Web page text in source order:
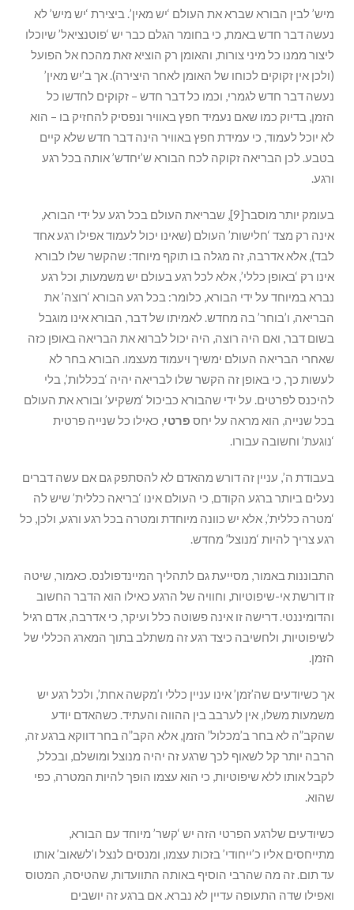
מיש’ לבין הבורא שברא את העולם ‘יש מאין’. ביצירת ‘יש מיש’ לא
נעשה דבר חדש באמת, כי בחומר הגלם כבר יש ‘פוטנציאל’ שיוכלו
ליצור ממנו כל מיני צורות, והאומן רק הוציא זאת מהכח אל הפועל
(ולכן אין זקוקים לכוחו של האומן לאחר היצירה). אך ב’יש מאין’
נעשה דבר חדש לגמרי, וכמו כל דבר חדש – זקוקים לחדשו כל
הזמן, בדיוק כמו שאם נעמיד חפץ באוויר ונפסיק להחזיק בו – הוא
לא יוכל לעמוד, כי עמידת חפץ באוויר הינה דבר חדש שלא קיים
בטבע. לכן הבריאה זקוקה לכח הבורא ש’יחדש’ אותה בכל רגע
ורגע.
בעומק יותר מוסבר[9], שבריאת העולם בכל רגע על ידי הבורא,
אינה רק מצד ‘חלישות’ העולם (שאינו יכול לעמוד אפילו רגע אחד
לבד), אלא אדרבה, זה מגלה בו תוקף מיוחד: שהקשר שלו לבורא
אינו רק ‘באופן כללי’, אלא לכל רגע בעולם יש משמעות, וכל רגע
נברא במיוחד על ידי הבורא, כלומר: בכל רגע הבורא ‘רוצה’ את
הבריאה, ו’בוחר’ בה מחדש. לאמיתו של דבר, הבורא אינו מוגבל
בשום דבר, ואם היה רוצה, היה יכול לברוא את הבריאה באופן כזה
שאחרי הבריאה העולם ימשיך ויעמוד מעצמו. הבורא בחר לא
לעשות כך, כי באופן זה הקשר שלו לבריאה יהיה ‘בכללות’, בלי
להיכנס לפרטים. על ידי שהבורא כביכול ‘משקיע’ ובורא את העולם
בכל שנייה, הוא מראה על יחס פרטי, כאילו כל שנייה פרטית
‘נוגעת’ וחשובה עבורו.
בעבודת ה’, עניין זה דורש מהאדם לא להסתפק גם אם עשה דברים
נעלים ביותר ברגע הקודם, כי העולם אינו ‘בריאה כללית’ שיש לה
‘מטרה כללית’, אלא יש כוונה מיוחדת ומטרה בכל רגע ורגע, ולכן, כל
רגע צריך להיות ‘מנוצל’ מחדש.
התבוננות באמור, מסייעת גם לתהליך המיינדפולנס. כאמור, שיטה
זו דורשת אי-שיפוטיות, וחוויה של הרגע כאילו הוא הדבר החשוב
והדומיננטי. דרישה זו אינה פשוטה כלל ועיקר, כי אדרבה, אדם רגיל
לשיפוטיות, ולחשיבה כיצד רגע זה משתלב בתוך המארג הכללי של
הזמן.
אך כשיודעים שה’זמן’ אינו עניין כללי ו’מקשה אחת’, ולכל רגע יש
משמעות משלו, אין לערבב בין ההווה והעתיד. כשהאדם יודע
שהקב”ה לא בחר ב’מכלול’ הזמן, אלא הקב”ה בחר דווקא ברגע זה,
הרבה יותר קל לשאוף לכך שרגע זה יהיה מנוצל ומושלם, ובכלל,
לקבל אותו ללא שיפוטיות, כי הוא עצמו הופך להיות המטרה, כפי
שהוא.
כשיודעים שלרגע הפרטי הזה יש ‘קשר’ מיוחד עם הבורא,
מתייחסים אליו כ’ייחודי’ בזכות עצמו, ומנסים לנצל ו’לשאוב’ אותו
עד תום. זה מה שהרבי הוסיף באותה התוועדות, שהטיסה, המטוס
ואפילו שדה התעופה עדיין לא נברא. אם ברגע זה יושבים